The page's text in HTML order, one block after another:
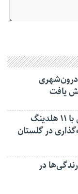
درون‌شهری
استاندار: بابک زنجانی با ۱۱ هلدینگ
در گلستان
بارندگی‌ها در